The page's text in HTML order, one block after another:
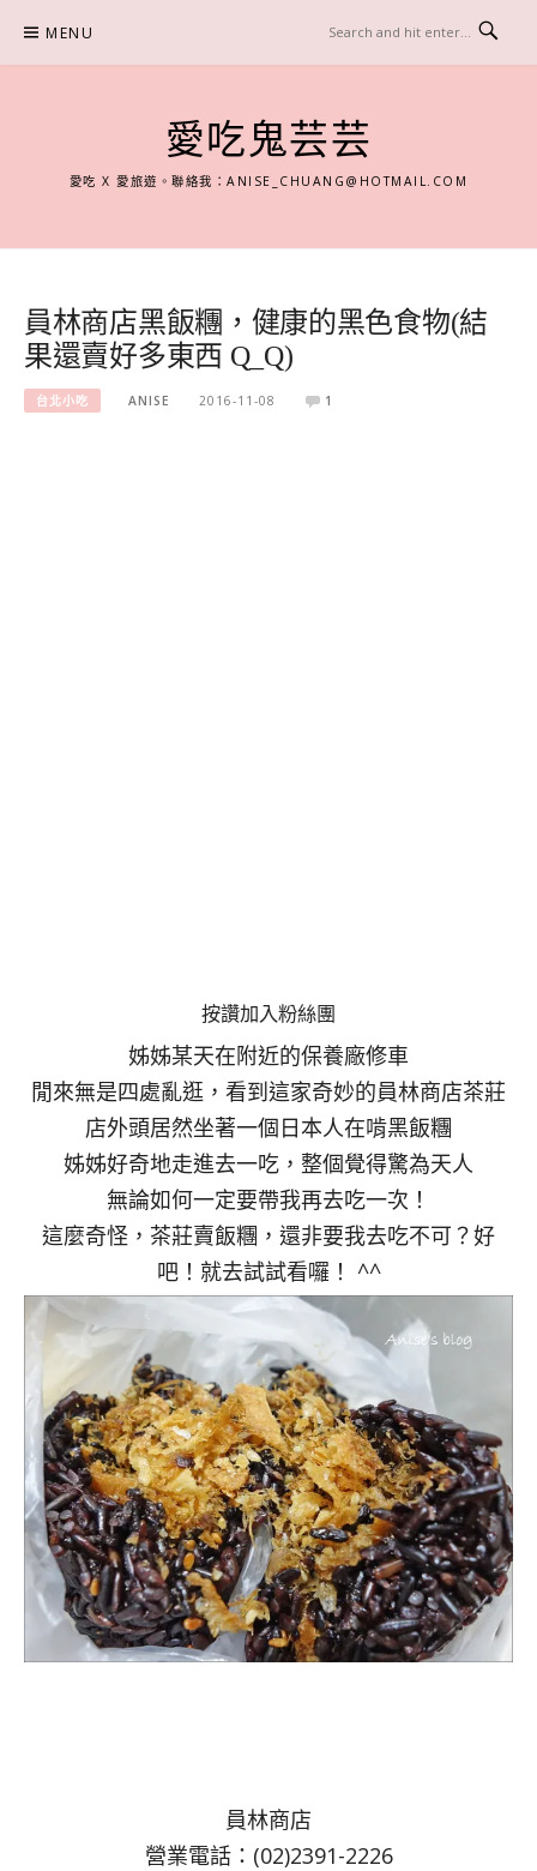
content
MENU
愛吃鬼芸芸
愛吃 X 愛旅遊。聯絡我：ANISE_CHUANG@HOTMAIL.COM
員林商店黑飯糰，健康的黑色食物(結
果還賣好多東西 Q_Q)
台北小吃 ANISE 2016-11-08 1
按讚加入粉絲團
姊姊某天在附近的保養廠修車
閒來無是四處亂逛，看到這家奇妙的員林商店茶莊
店外頭居然坐著一個日本人在啃黑飯糰
姊姊好奇地走進去一吃，整個覺得驚為天人
無論如何一定要帶我再去吃一次！
這麼奇怪，茶莊賣飯糰，還非要我去吃不可？好
吧！就去試試看囉！ ^^
員林商店
營業電話：(02)2391-2226